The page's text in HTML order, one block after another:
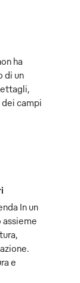
ha
di un
campi
In un
e